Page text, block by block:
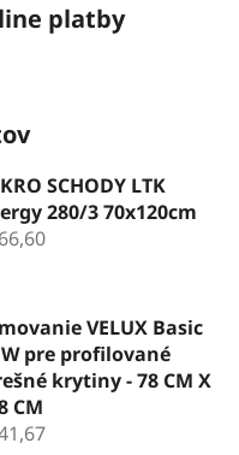
platby
SCHODY LTK
280/3 70x120cm
VELUX Basic
pre profilované
krytiny - 78 CM X
CM